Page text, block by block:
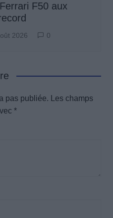
F50 aux
2026 0
pas publiée.
Les champs
*